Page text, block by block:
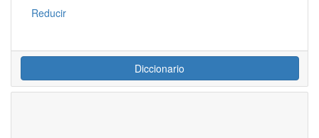
Reducir
Diccionario